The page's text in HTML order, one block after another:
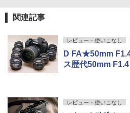
関連記事
レビュー・使いこなし
D FA★50mm
ス歴代50mm F1.4
レビュー・使いこなし